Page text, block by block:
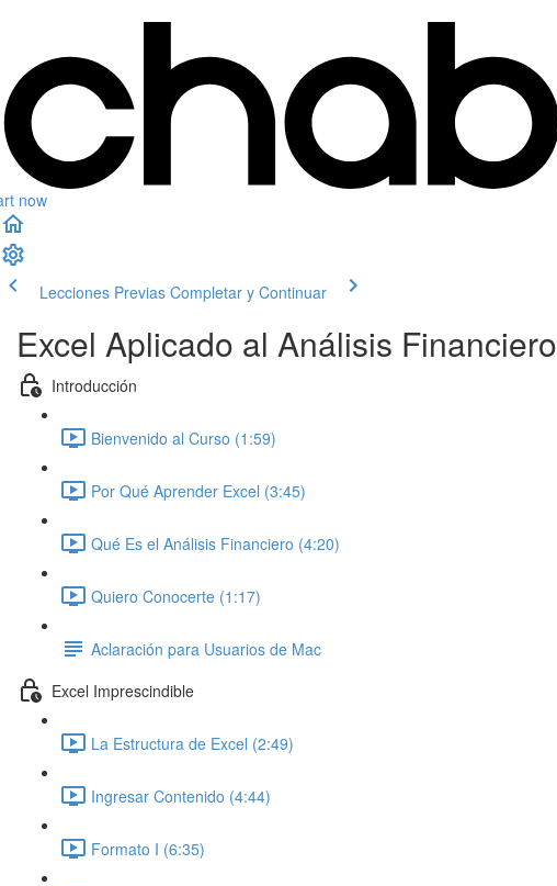
now
Lecciones Previas Completar y Continuar
Excel Aplicado al Análisis Financiero
Introducción
Bienvenido al Curso (1:59)
Por Qué Aprender Excel (3:45)
Qué Es el Análisis Financiero (4:20)
Quiero Conocerte (1:17)
Aclaración para Usuarios de Mac
Excel Imprescindible
La Estructura de Excel (2:49)
Ingresar Contenido (4:44)
Formato I (6:35)